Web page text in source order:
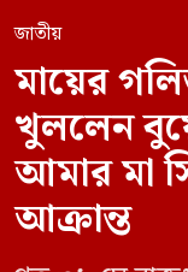
জাতীয়
মায়ের
খুললেন
আমার মা
আক্রান্ত